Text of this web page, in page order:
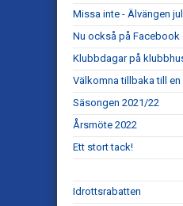
Missa inte - Älvängen
Nu också på Facebook
Klubbdagar på
Välkomna tillbaka till
Säsongen 2021/22
Årsmöte 2022
Ett stort tack!
Idrottsrabatten